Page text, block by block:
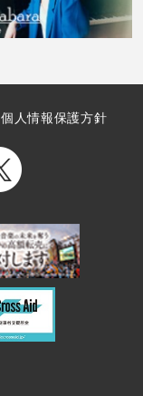
個人情報保護方針